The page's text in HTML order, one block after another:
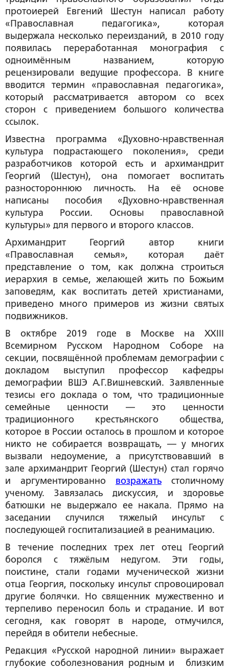
протоиерей Евгений Шестун написал работу
«Православная педагогика», которая
выдержала несколько переизданий, в 2010 году
появилась переработанная монография с
одноимённым названием, которую
рецензировали ведущие профессора. В книге
вводится термин «православная педагогика»,
который рассматривается автором со всех
сторон с приведением большого количества
ссылок.
Известна программа «Духовно-нравственная
культура подрастающего поколения», среди
разработчиков которой есть и архимандрит
Георгий (Шестун), она помогает воспитать
разностороннюю личность. На её основе
написаны пособия «Духовно-нравственная
культура России. Основы православной
культуры» для первого и второго классов.
Архимандрит Георгий автор книги
«Православная семья», которая даёт
представление о том, как должна строиться
иерархия в семье, желающей жить по Божьим
заповедям, как воспитать детей христианами,
приведено много примеров из жизни святых
подвижников.
В октябре 2019 годе в Москве на ХХIII
Всемирном Русском Народном Соборе на
секции, посвящённой проблемам демографии с
докладом выступил профессор кафедры
демографии ВШЭ А.Г.Вишневский. Заявленные
тезисы его доклада о том, что традиционные
семейные ценности — это ценности
традиционного крестьянского общества,
которое в России осталось в прошлом и которое
никто не собирается возвращать, — у многих
вызвали недоумение, а присутствовавший в
зале архимандрит Георгий (Шестун) стал горячо
и аргументированно возражать столичному
ученому. Завязалась дискуссия, и здоровье
батюшки не выдержало ее накала. Прямо на
заседании случился тяжелый инсульт с
последующей госпитализацией в реанимацию.
В течение последних трех лет отец Георгий
боролся с тяжёлым недугом. Эти годы,
поистине, стали годами мученической жизни
отца Георгия, поскольку инсульт спровоцировал
другие болячки. Но священник мужественно и
терпеливо переносил боль и страдание. И вот
сегодня, как говорят в народе, отмучился,
перейдя в обители небесные.
Редакция «Русской народной линии» выражает
глубокие соболезнования родным и близким